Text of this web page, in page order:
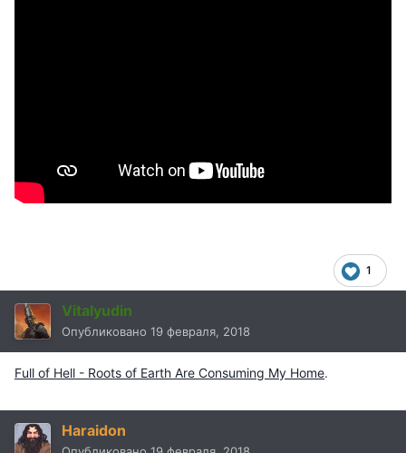
1
Vitalyudin
Опубликовано 19 февраля, 2018
Full of Hell - Roots of Earth Are Consuming My Home.
Haraidon